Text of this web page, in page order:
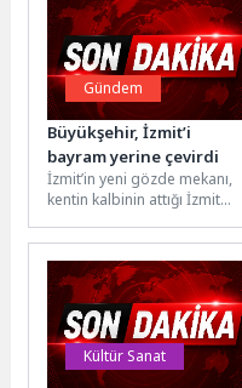
Gündem
Büyükşehir, İzmit’i
bayram yerine çevirdi
İzmit’in yeni gözde mekanı,
kentin kalbinin attığı İzmit
hafta sonu Karneval...
Kültür Sanat